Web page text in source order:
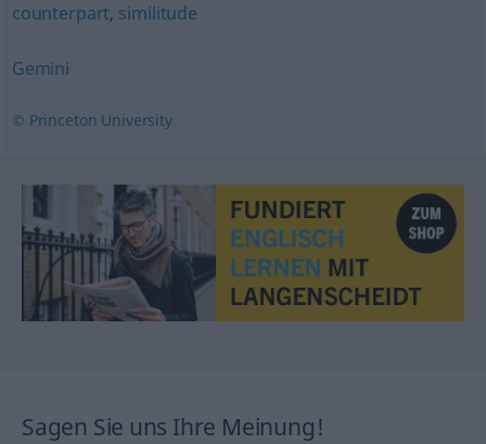
counterpart, similitude
Gemini
© Princeton University
Sagen Sie uns Ihre Meinung!